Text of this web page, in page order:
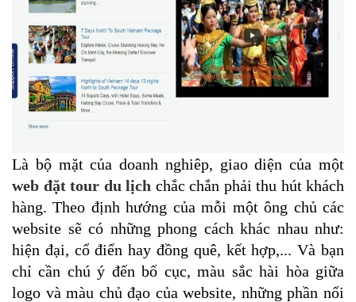
Là bộ mặt của doanh nghiêp, giao diện của một
web đặt tour du lịch chắc chắn phải thu hút khách
hàng. Theo định hướng của mỗi một ông chủ các
website sẽ có những phong cách khác nhau như:
hiện đại, cổ điển hay đồng quê, kết hợp,... Và bạn
chỉ cần chú ý đến bố cục, màu sắc hài hòa giữa
logo và màu chủ đạo của website, những phần nổi